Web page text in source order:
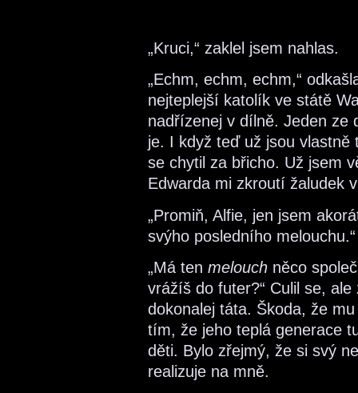
„Kruci,“ zaklel jsem nahlas.
„Echm, echm, echm,“
nejteplejší katolík ve státě
nadřízenej v dílně. Jeden ze
je. I když teď už jsou vlastně
se chytil za břicho. Už jsem
Edwarda mi zkroutí žaludek
„Promiň, Alfie, jen jsem
svýho posledního melouchu.“
„Má ten melouch něco
vrážíš do futer?“ Culil se,
dokonalej táta. Škoda, že
tím, že jeho teplá generace
děti. Bylo zřejmý, že si svý
realizuje na mně.